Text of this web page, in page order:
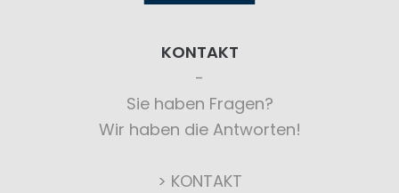
KONTAKT
Sie haben Fragen?
Wir haben die Antworten!
> KONTAKT